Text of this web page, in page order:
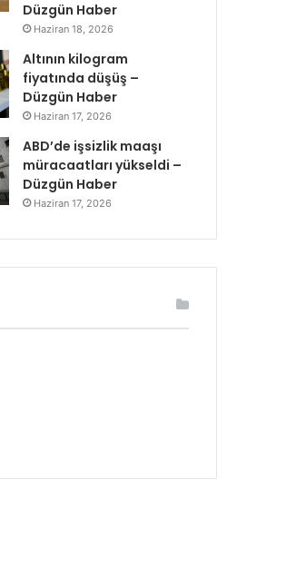
Düzgün Haber
Haziran 18, 2026
Altının kilogram
fiyatında düşüş –
Düzgün Haber
Haziran 17, 2026
ABD’de işsizlik maaşı
müracaatları yükseldi –
Düzgün Haber
Haziran 17, 2026